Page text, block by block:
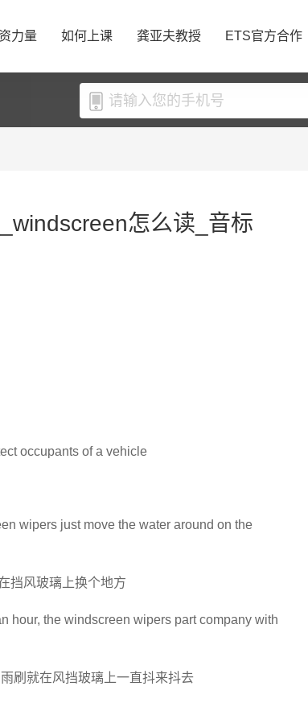
力量 如何上课 龚亚夫教授 ETS官方合作
怎么读_音标
occupants of a vehicle
wipers just move the water around on the
挡风玻璃上换个地方
hour, the windscreen wipers part company with
刷就在风挡玻璃上一直抖来抖去